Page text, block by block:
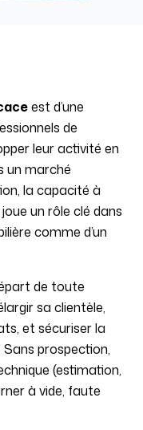
est d’une
de
leur activité en
un marché
la capacité à
un rôle clé dans
comme d’un
de toute
sa clientèle,
et sécuriser la
prospection,
(estimation,
à vide, faute